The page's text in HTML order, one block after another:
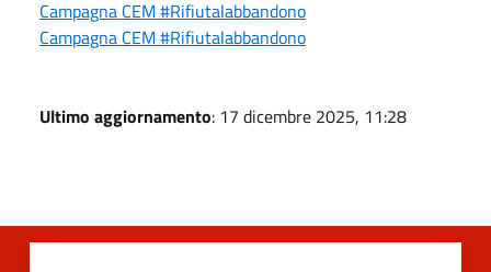
Campagna CEM #Rifiutalabbandono
Campagna CEM #Rifiutalabbandono
Ultimo aggiornamento: 17 dicembre 2025, 11:28